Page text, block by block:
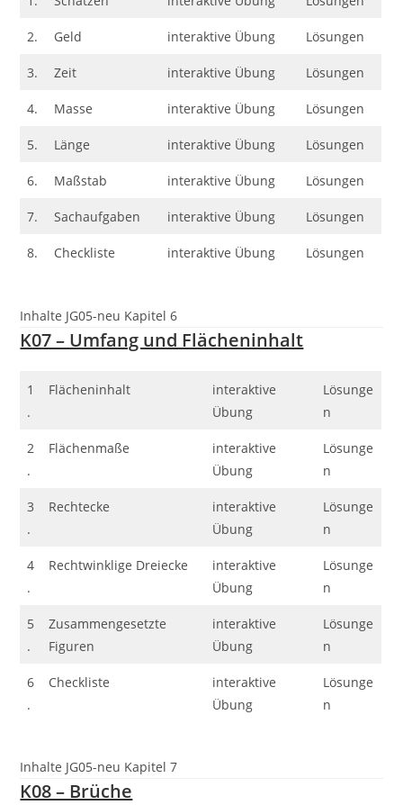
2. Geld interaktive Übung Lösungen
3. Zeit interaktive Übung Lösungen
4. Masse interaktive Übung Lösungen
5. Länge interaktive Übung Lösungen
6. Maßstab interaktive Übung Lösungen
7. Sachaufgaben interaktive Übung Lösungen
8. Checkliste interaktive Übung Lösungen
Inhalte JG05-neu Kapitel 6
K07 – Umfang und Flächeninhalt
1
.
Flächeninhalt
interaktive
Übung
Lösunge
n
2
.
Flächenmaße
interaktive
Übung
Lösunge
n
3
.
Rechtecke
interaktive
Übung
Lösunge
n
4
.
Rechtwinklige Dreiecke
interaktive
Übung
Lösunge
n
5
.
Zusammengesetzte
Figuren
interaktive
Übung
Lösunge
n
6
.
Checkliste
interaktive
Übung
Lösunge
n
Inhalte JG05-neu Kapitel 7
K08 – Brüche